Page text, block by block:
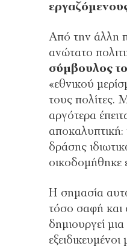
Από την άλλη
ανώτατο
σύµβουλος
«εθνικού
τους πολίτες.
αργότερα
αποκαλυπτική:
δράσης
οικοδοµήθηκε
Η σηµασία
τόσο σαφή και
δηµιουργεί